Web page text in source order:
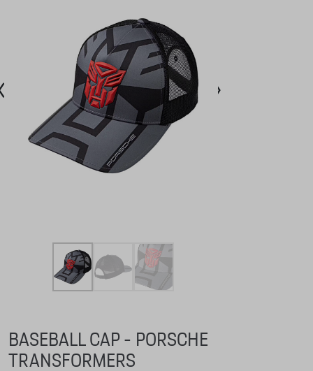
BASEBALL CAP - PORSCHE
TRANSFORMERS